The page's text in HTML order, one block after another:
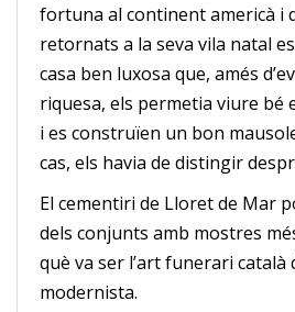
fortuna al continent americà i
retornats a la seva vila natal
casa ben luxosa que, amés
riquesa, els permetia viure bé
i es construïen un bon
cas, els havia de distingir
El cementiri de Lloret de Mar
dels conjunts amb mostres
què va ser l’art funerari català
modernista.